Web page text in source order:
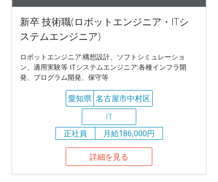
新卒 技術職(ロボットエンジニア・ITシ
ステムエンジニア)
ロボットエンジニア:構想設計、ソフトシミュレーショ
ン、適用実験等 ITシステムエンジニア:各種インフラ開
発、プログラム開発、保守等
愛知県 名古屋市中村区
IT
正社員
月給186,000円
詳細を見る